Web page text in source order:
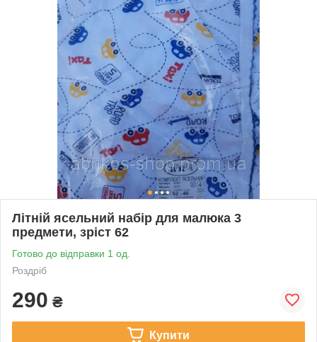
Літній ясельний набір для малюка 3
предмети, зріст 62
Готово до відправки 1 од.
Роздріб
290 ₴
Купити